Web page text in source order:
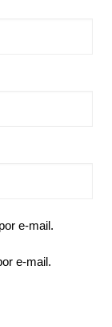
e-mail.
e-mail.